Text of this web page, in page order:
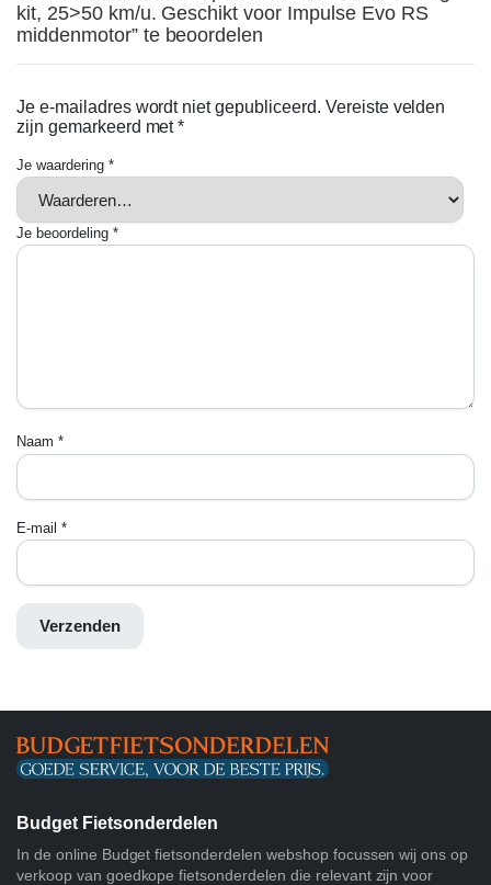
kit, 25>50 km/u. Geschikt voor Impulse Evo RS
middenmotor” te beoordelen
Je e-mailadres wordt niet gepubliceerd. Vereiste velden
zijn gemarkeerd met*
Je waardering *
Je beoordeling *
Naam *
E-mail *
Budget Fietsonderdelen
In de online Budget fietsonderdelen webshop focussen wij ons op
verkoop van goedkope fietsonderdelen die relevant zijn voor